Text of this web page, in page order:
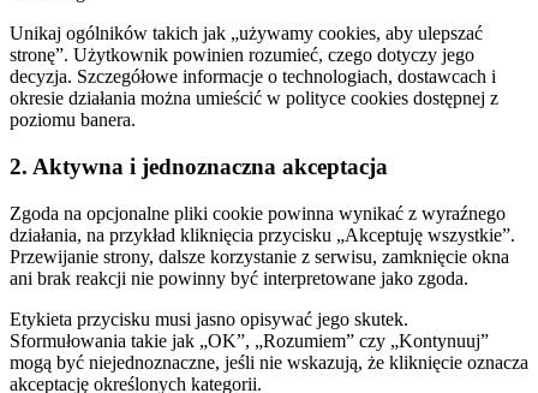
Unikaj ogólników takich jak „używamy cookies, aby ulepszać
stronę”. Użytkownik powinien rozumieć, czego dotyczy jego
decyzja. Szczegółowe informacje o technologiach, dostawcach i
okresie działania można umieścić w polityce cookies dostępnej z
poziomu banera.
2. Aktywna i jednoznaczna akceptacja
Zgoda na opcjonalne pliki cookie powinna wynikać z wyraźnego
działania, na przykład kliknięcia przycisku „Akceptuję wszystkie”.
Przewijanie strony, dalsze korzystanie z serwisu, zamknięcie okna
ani brak reakcji nie powinny być interpretowane jako zgoda.
Etykieta przycisku musi jasno opisywać jego skutek.
Sformułowania takie jak „OK”, „Rozumiem” czy „Kontynuuj”
mogą być niejednoznaczne, jeśli nie wskazują, że kliknięcie oznacza
akceptację określonych kategorii.